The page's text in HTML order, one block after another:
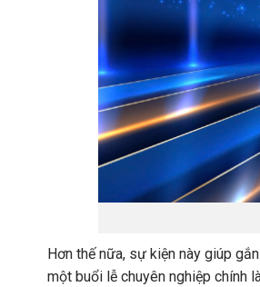
Hơn thế nữa, sự kiện này giúp
một buổi lễ chuyên nghiệp chính